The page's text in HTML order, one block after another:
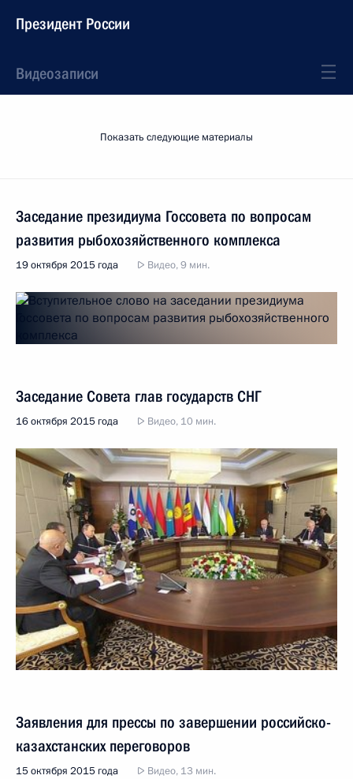
Президент России
Видеозаписи
Показать следующие материалы
Заседание президиума Госсовета по вопросам
развития рыбохозяйственного комплекса
19 октября 2015 года Видео, 9 мин.
Заседание Совета глав государств СНГ
16 октября 2015 года Видео, 10 мин.
Заявления для прессы по завершении российско-
казахстанских переговоров
15 октября 2015 года Видео, 13 мин.